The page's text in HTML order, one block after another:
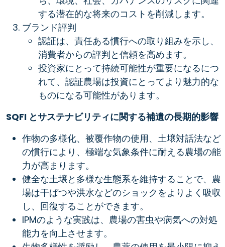
する潜在的な将来のコストを削減します。
ブランド評判
認証は、責任ある慣行への取り組みを示し、
消費者からの評判と信頼を高めます。
投資家にとって持続可能性が重要になるにつ
れて、認証農場は投資にとってより魅力的な
ものになる可能性があります。
SQFI とサステナビリティに関する補遺の長期的影響
作物の多様化、被覆作物の使用、土壌対話法など
の慣行により、極端な気象条件に耐える農場の能
力が高まります。
健全な土壌と多様な生態系を維持することで、農
場は干ばつや洪水などのショックをよりよく吸収
し、回復することができます。
IPMのような実践は、農場の害虫や病気への対処
能力を向上させます。